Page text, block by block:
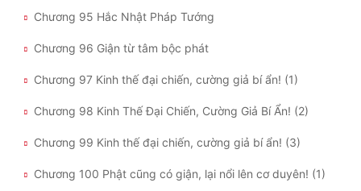
Chương 95 Hắc Nhật Pháp Tướng
Chương 96 Giận từ tâm bộc phát
Chương 97 Kinh thế đại chiến, cường giả bí ẩn! (1)
Chương 98 Kinh Thế Đại Chiến, Cường Giả Bí Ẩn! (2)
Chương 99 Kinh thế đại chiến, cường giả bí ẩn! (3)
Chương 100 Phật cũng có giận, lại nổi lên cơ duyên! (1)